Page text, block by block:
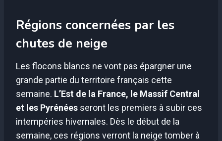
Régions concernées par les
chutes de neige
Les flocons blancs ne vont pas épargner une
grande partie du territoire français cette
semaine. L’Est de la France, le Massif Central
et les Pyrénées seront les premiers à subir ces
intempéries hivernales. Dès le début de la
semaine, ces régions verront la neige tomber à